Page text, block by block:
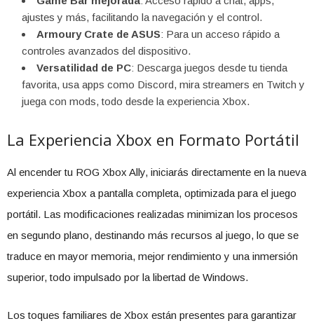
ajustes y más, facilitando la navegación y el control.
Armoury Crate de ASUS: Para un acceso rápido a
controles avanzados del dispositivo.
Versatilidad de PC: Descarga juegos desde tu tienda
favorita, usa apps como Discord, mira streamers en Twitch y
juega con mods, todo desde la experiencia Xbox.
La Experiencia Xbox en Formato Portátil
Al encender tu ROG Xbox Ally, iniciarás directamente en la nueva
experiencia Xbox a pantalla completa, optimizada para el juego
portátil. Las modificaciones realizadas minimizan los procesos
en segundo plano, destinando más recursos al juego, lo que se
traduce en mayor memoria, mejor rendimiento y una inmersión
superior, todo impulsado por la libertad de Windows.
Los toques familiares de Xbox están presentes para garantizar